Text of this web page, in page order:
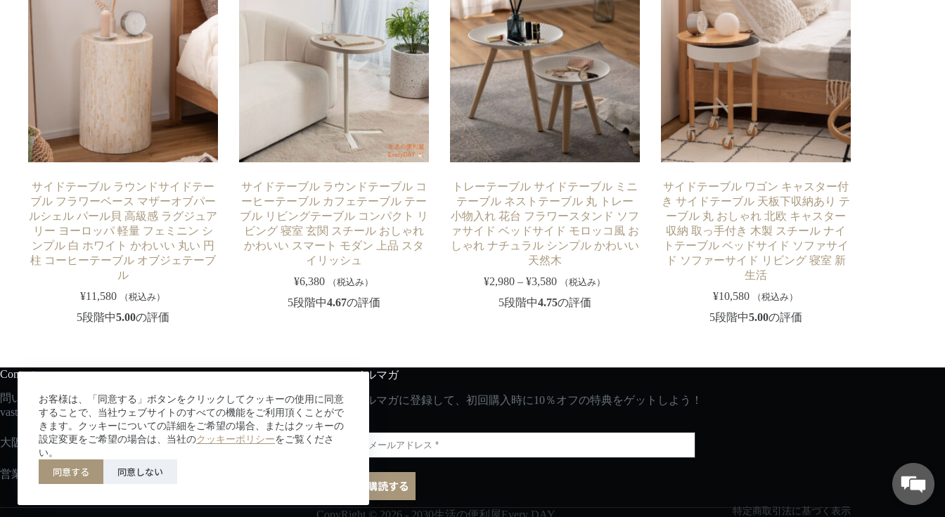
お客様は、「同意する」ボタンをクリックしてクッキーの使用に同意
することで、当社ウェブサイトのすべての機能をご利用頂くことがで
きます。クッキーについての詳細をご希望の場合、またはクッキーの
設定変更をご希望の場合は、当社のクッキーポリシーをご覧くださ
い。
同意する 同意しない
サイドテーブル ラウンドサイドテー
ブル フラワーベース マザーオブパー
ルシェル パール貝 高級感 ラグジュア
リー ヨーロッパ 軽量 フェミニン シ
ンプル 白 ホワイト かわいい 丸い 円
柱 コーヒーテーブル オブジェテーブ
ル
¥11,580 （税込み）
5段階中5.00の評価
サイドテーブル ラウンドテーブル コ
ーヒーテーブル カフェテーブル テー
ブル リビングテーブル コンパクト リ
ビング 寝室 玄関 スチール おしゃれ
かわいい スマート モダン 上品 スタ
イリッシュ
¥6,380 （税込み）
5段階中4.67の評価
トレーテーブル サイドテーブル ミニ
テーブル ネストテーブル 丸 トレー
小物入れ 花台 フラワースタンド ソフ
ァサイド ベッドサイド モロッコ風 お
しゃれ ナチュラル シンプル かわいい
天然木
¥2,980 –¥3,580 （税込み）
5段階中4.75の評価
サイドテーブル ワゴン キャスター付
き サイドテーブル 天板下収納あり テ
ーブル 丸 おしゃれ 北欧 キャスター
収納 取っ手付き 木製 スチール ナイ
トテーブル ベッドサイド ソファサイ
ド ソファーサイド リビング 寝室 新
生活
¥10,580 （税込み）
5段階中5.00の評価
Contact us
問い合わせはこちらから：
vastec
@vastsky.co.jp
大阪府吹田市広芝町３−２９エッグビル第三江坂
営業時間：平日10:00~17:00/土日祝定休
メルマガ
メルマガに登録して、初回購入時に10％オフの特典をゲットしよう！
CopyRight © 2026 - 2030生活の便利屋Every DAY 特定商取引法に基づく表示